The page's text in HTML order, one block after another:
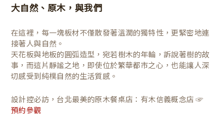
大自然、原木，與我們
在這裡，每一塊板材不僅散發著溫潤的獨特性，更緊密地連
接著人與自然。
天花板與地板的圓弧造型，宛若樹木的年輪，訴說著樹的故
事，而這片靜謐之地，即使位於繁華都市之心，也能讓人深
切感受到純樸自然的生活質感。
設計控必訪，台北最美的原木餐桌店：有木信義概念店 ☞
預約參觀